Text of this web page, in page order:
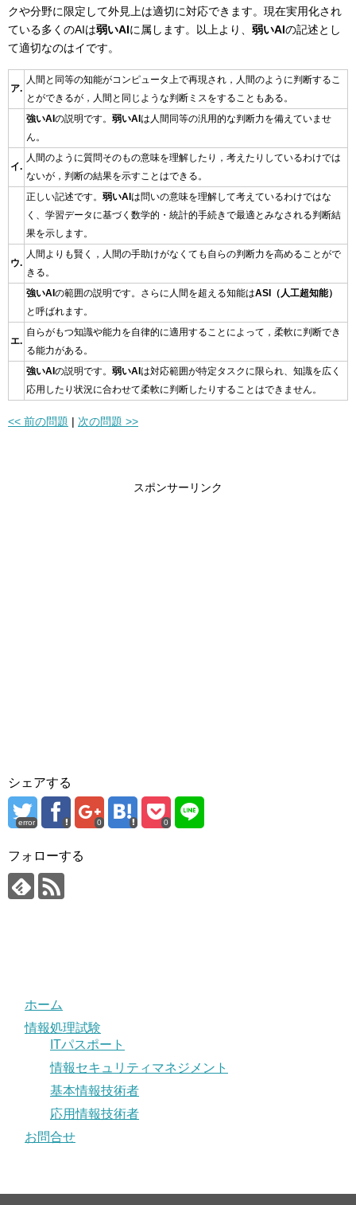
クや分野に限定して外見上は適切に対応できます。現在実用化され
ている多くのAIは弱いAIに属します。以上より、 弱いAIの記述とし
て適切なのはイです。
ア.
人間と同等の知能がコンピュータ上で再現され，人間のように判断するこ
とができるが，人間と同じような判断ミスをすることもある。
強いAI の説明です。 弱いAI は人間同等の汎用的な判断力を備えていませ
ん。
イ.
人間のように質問そのもの意味を理解したり，考えたりしているわけでは
ないが，判断の結果を示すことはできる。
正しい記述です。 弱いAI は問いの意味を理解して考えているわけではな
く、学習データに基づく数学的・統計的手続きで最適とみなされる判断結
果を示します。
ウ.
人間よりも賢く，人間の手助けがなくても自らの判断力を高めることがで
きる。
強いAI の範囲の説明です。さらに人間を超える知能はASI（人工超知能）
と呼ばれます。
エ.
自らがもつ知識や能力を自律的に適用することによって，柔軟に判断でき
る能力がある。
強いAI の説明です。 弱いAI は対応範囲が特定タスクに限られ、知識を広く
応用したり状況に合わせて柔軟に判断したりすることはできません。
<< 前の問題 | 次の問題 >>
スポンサーリンク
シェアする
error 0 0
フォローする
ホーム
情報処理試験
ITパスポート
情報セキュリティマネジメント
基本情報技術者
応用情報技術者
お問合せ